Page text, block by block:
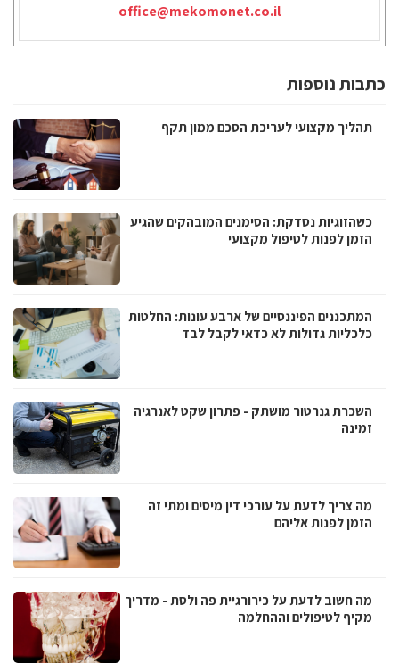
office@mekomonet.co.il
כתבות נוספות
תהליך מקצועי לעריכת הסכם ממון תקף
כשהזוגיות נסדקת: הסימנים המובהקים שהגיע
הזמן לפנות לטיפול מקצועי
המתכננים הפיננסיים של ארבע עונות: החלטות
כלכליות גדולות לא כדאי לקבל לבד
השכרת גנרטור מושתק - פתרון שקט לאנרגיה
זמינה
מה צריך לדעת על עורכי דין מיסים ומתי זה
הזמן לפנות אליהם
מה חשוב לדעת על כירורגיית פה ולסת - מדריך
מקיף לטיפולים וההחלמה